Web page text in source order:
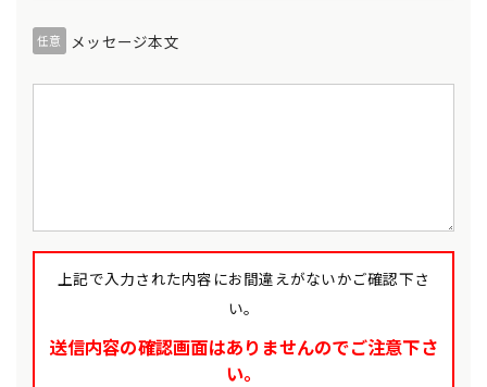
任意 メッセージ本文
上記で入力された内容にお間違えがないかご確認下さ
い。
送信内容の確認画面はありませんのでご注意下さ
い。